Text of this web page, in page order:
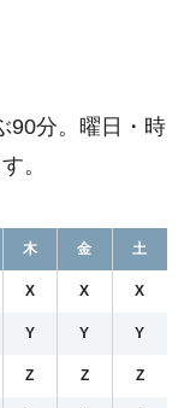
90分。曜日・時
。
木 金 土
X X X
Y Y Y
Z Z Z